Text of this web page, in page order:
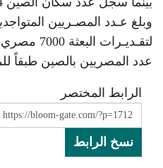
وبلغ عـدد المصـريين
عدد المصريين بالصين طبقاً
الرابط المختصر
نسخ الرابط